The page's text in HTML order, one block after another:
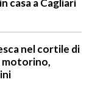
casa a Cagliari
nel cortile di
motorino,